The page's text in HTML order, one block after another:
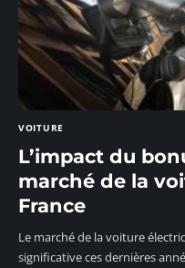
VOITURE
L’impact du
marché de la
France
Le marché de la voiture
significative ces dernières